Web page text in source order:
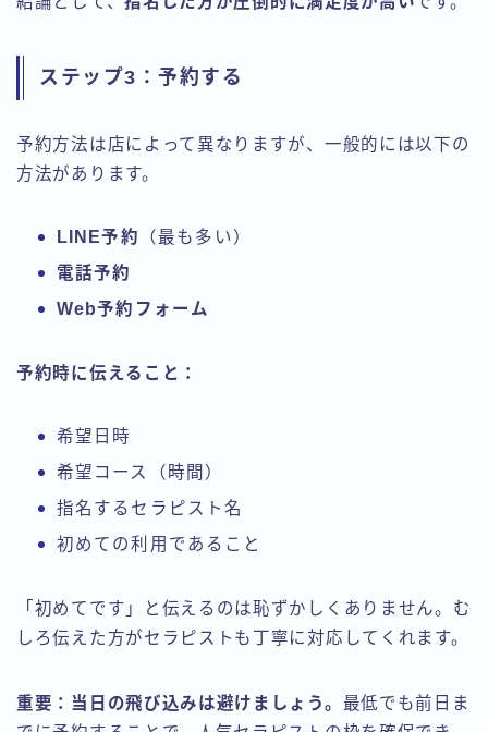
ステップ3：予約する
予約方法は店によって異なりますが、一般的には以下の
方法があります。
LINE予約
（最も多い）
電話予約
Web予約フォーム
予約時に伝えること：
希望日時
希望コース（時間）
指名するセラピスト名
初めての利用であること
「初めてです」と伝えるのは恥ずかしくありません。む
しろ伝えた方がセラピストも丁寧に対応してくれます。
重要：当日の飛び込みは避けましょう。 最低でも前日ま